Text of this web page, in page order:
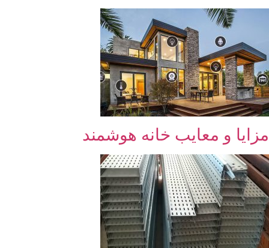
مزایا و معایب خانه هوشمند